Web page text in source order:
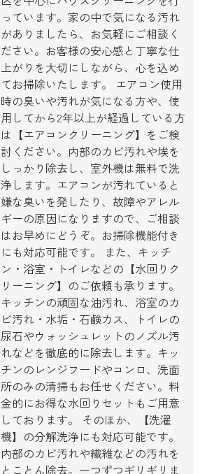
っています。家の中で気になる汚れ
がありましたら、お気軽にご相談く
ださい。お客様の安心感と丁寧な仕
上がりを大切にしながら、心を込め
てお掃除いたします。 エアコン使用
時の臭いや汚れが気になる方や、使
用してから2年以上が経過している方
は【エアコンクリーニング】をご検
討ください。内部のカビ汚れや埃を
しっかり除去し、室外機は無料で洗
浄します。エアコンが汚れていると
嫌な臭いを発したり、故障やアレル
ギーの原因になりますので、ご相談
はお早めにどうぞ。お掃除機能付き
にも対応可能です。 また、キッチ
ン・浴室・トイレなどの【水回りク
リーニング】のご依頼も承ります。
キッチンの頑固な油汚れ、浴室のカ
ビ汚れ・水垢・石鹸カス、トイレの
尿石やウォッシュレットのノズル汚
れなどを徹底的に除去します。キッ
チンのレンジフードやコンロ、洗面
所のみの清掃もお任せください。料
金的にお得な水回りセットもご用意
しております。 そのほか、【洗濯
機】の分解洗浄にも対応可能です。
内部のカビ汚れや繊維などの汚れを
とことん除去。一つずつギリギリま